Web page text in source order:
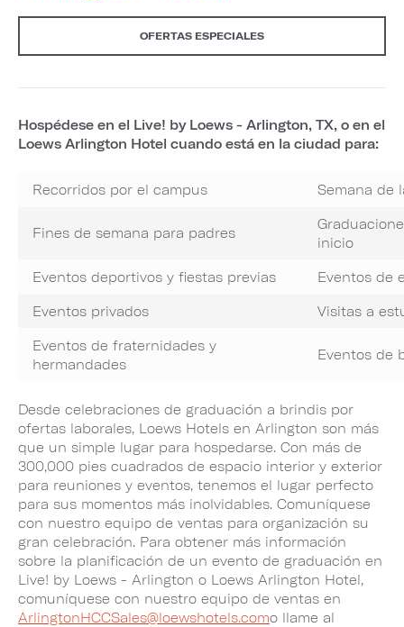
OFERTAS ESPECIALES
Hospédese en el Live! by Loews - Arlington, TX, o en el
Loews Arlington Hotel cuando está en la ciudad para:
Recorridos por el campus Semana de
Fines de semana para padres
inicio
Eventos deportivos y fiestas previas Eventos de
Eventos privados Visitas a
Eventos de fraternidades y
hermandades
Eventos de
Desde celebraciones de graduación a brindis por
ofertas laborales, Loews Hotels en Arlington son más
que un simple lugar para hospedarse. Con más de
300,000 pies cuadrados de espacio interior y exterior
para reuniones y eventos, tenemos el lugar perfecto
para sus momentos más inolvidables. Comuníquese
con nuestro equipo de ventas para organización su
gran celebración. Para obtener más información
sobre la planificación de un evento de graduación en
Live! by Loews - Arlington o Loews Arlington Hotel,
comuníquese con nuestro equipo de ventas en
ArlingtonHCCSales@loewshotels.como llame al